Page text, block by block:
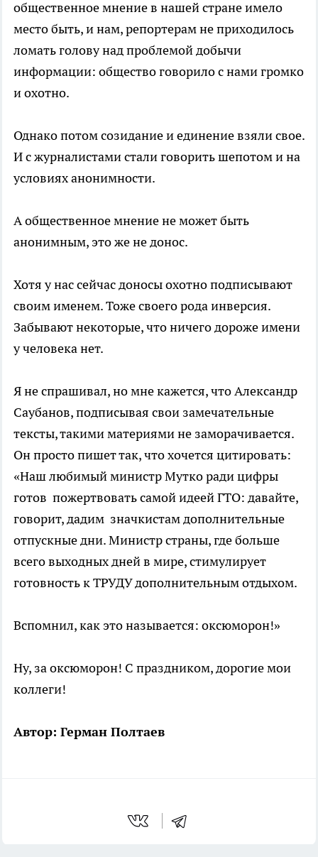
общественное мнение в нашей стране имело
место быть, и нам, репортерам не приходилось
ломать голову над проблемой добычи
информации: общество говорило с нами громко
и охотно.
Однако потом созидание и единение взяли свое.
И с журналистами стали говорить шепотом и на
условиях анонимности.
А общественное мнение не может быть
анонимным, это же не донос.
Хотя у нас сейчас доносы охотно подписывают
своим именем. Тоже своего рода инверсия.
Забывают некоторые, что ничего дороже имени
у человека нет.
Я не спрашивал, но мне кажется, что Александр
Саубанов, подписывая свои замечательные
тексты, такими материями не заморачивается.
Он просто пишет так, что хочется цитировать:
«Наш любимый министр Мутко ради цифры
готов пожертвовать самой идеей ГТО: давайте,
говорит, дадим значкистам дополнительные
отпускные дни. Министр страны, где больше
всего выходных дней в мире, стимулирует
готовность к ТРУДУ дополнительным отдыхом.
Вспомнил, как это называется: оксюморон!»
Ну, за оксюморон! С праздником, дорогие мои
коллеги!
Автор: Герман Полтаев